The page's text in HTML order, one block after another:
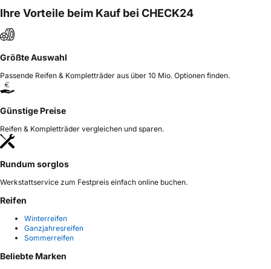
Ihre Vorteile beim Kauf bei CHECK24
Größte Auswahl
Passende Reifen & Kompletträder aus über 10 Mio. Optionen finden.
Günstige Preise
Reifen & Kompletträder vergleichen und sparen.
Rundum sorglos
Werkstattservice zum Festpreis einfach online buchen.
Reifen
Winterreifen
Ganzjahresreifen
Sommerreifen
Beliebte Marken